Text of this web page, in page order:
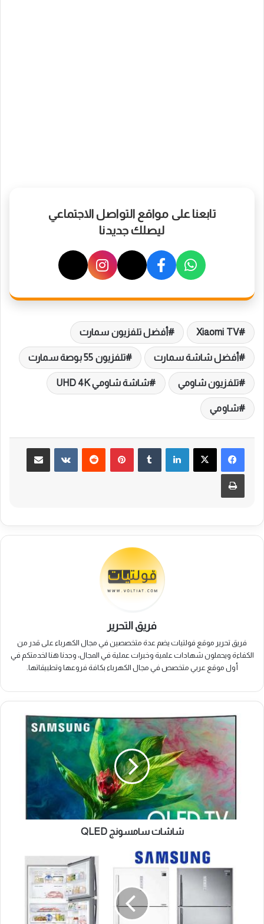
تابعنا على مواقع التواصل الاجتماعي
ليصلك جديدنا
Xiaomi TV أفضل تلفزيون سمارت
أفضل شاشة سمارت تلفزيون 55 بوصة سمارت
تلفزيون شاومي شاشة شاومي UHD 4K
شاومي
لينكدإن
‏Tumblr بينتيريست
‏Reddit
‏VKontakte مشاركة عبر البريد
طباعة
فريق التحرير
فريق تحرير موقع فولتيات يضم عدة متخصصين في مجال الكهرباء على قدر من
الكفاءة ويحملون شهادات علمية وخبرات عملية في المجال، وجدنا هنا لخدمتكم في
أول موقع عربي متخصص في مجال الكهرباء بكافة فروعها وتطبيقاتها.
شاشات
سامسونج
شاشات سامسونج QLED